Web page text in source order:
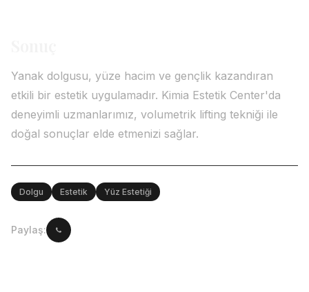
Yanak dolgusu, yüze hacim ve gençlik kazandıran
etkili bir estetik uygulamadır. Kimia Estetik Center'da
deneyimli uzmanlarımız, volumetrik lifting tekniği ile
doğal sonuçlar elde etmenizi sağlar.
Dolgu Estetik Yüz Estetiği
Paylaş: